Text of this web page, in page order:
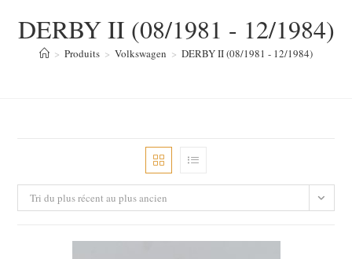
contentDERBY II (08/1981 - 12/1984)
> Produits > Volkswagen > DERBY II (08/1981 - 12/1984)
Tri du plus récent au plus ancien